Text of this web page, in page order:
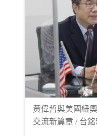
黃偉哲與美國紐
交流新篇章 / 台銘